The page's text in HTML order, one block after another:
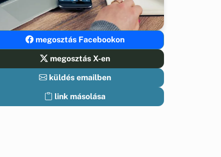
megosztás Facebookon
megosztás X-en
küldés emailben
link másolása